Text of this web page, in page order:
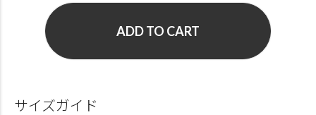
ADD TO CART
サイズガイド